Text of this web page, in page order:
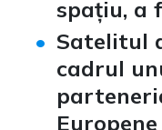
spațiu, a
Satelitul
cadrul